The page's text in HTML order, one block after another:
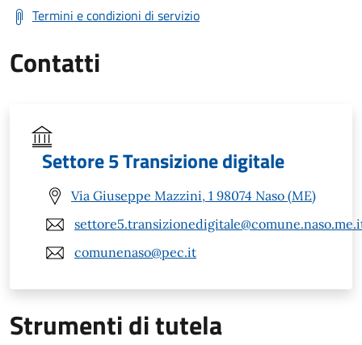
Termini e condizioni di servizio
Contatti
Settore 5 Transizione digitale
Via Giuseppe Mazzini, 1 98074 Naso (ME)
comunenaso@pec.it
Strumenti di tutela